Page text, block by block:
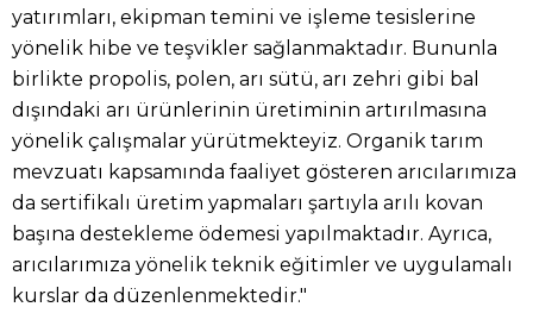
yatırımları, ekipman temini ve işleme tesislerine
yönelik hibe ve teşvikler sağlanmaktadır. Bununla
birlikte propolis, polen, arı sütü, arı zehri gibi bal
dışındaki arı ürünlerinin üretiminin artırılmasına
yönelik çalışmalar yürütmekteyiz. Organik tarım
mevzuatı kapsamında faaliyet gösteren arıcılarımıza
da sertifikalı üretim yapmaları şartıyla arılı kovan
başına destekleme ödemesi yapılmaktadır. Ayrıca,
arıcılarımıza yönelik teknik eğitimler ve uygulamalı
kurslar da düzenlenmektedir."